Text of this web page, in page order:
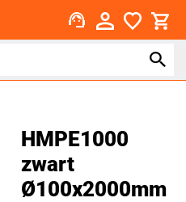
support_agent
HMPE1000
zwart
Ø100x2000mm